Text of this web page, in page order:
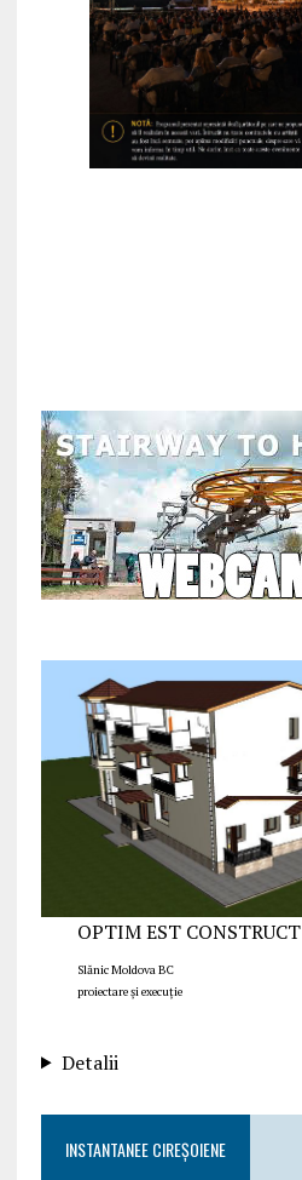
OPTIM EST CONSTRUCT
Slănic Moldova BC
proiectare și execuție
Detalii
INSTANTANEE CIREȘOIENE